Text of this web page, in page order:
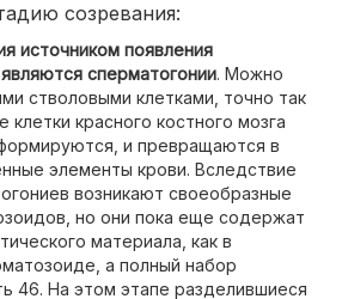
созревания:
источником появления
сперматогонии. Можно
стволовыми клетками, точно так
клетки красного костного мозга
и превращаются в
элементы крови. Вследствие
возникают своеобразные
но они пока еще содержат
материала, как в
а полный набор
46. На этом этапе разделившиеся